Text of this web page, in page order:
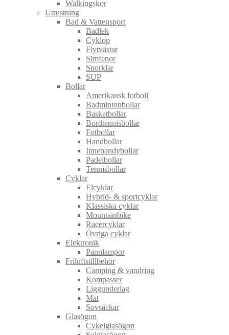
Walkingskor
Utrustning
Bad & Vattensport
Badlek
Cyklop
Flytvästar
Simfenor
Snorklar
SUP
Bollar
Amerikansk fotboll
Badmintonbollar
Basketbollar
Bordtennisbollar
Fotbollar
Handbollar
Innebandybollar
Padelbollar
Tennisbollar
Cyklar
Elcyklar
Hybrid- & sportcyklar
Klassiska cyklar
Mountainbike
Racercyklar
Övriga cyklar
Elektronik
Pannlampor
Friluftstillbehör
Camping & vandring
Kompasser
Liggunderlag
Mat
Sovsäckar
Glasögon
Cykelglasögon